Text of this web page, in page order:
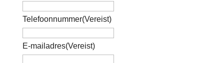
Telefoonnummer(Vereist)
E-mailadres(Vereist)